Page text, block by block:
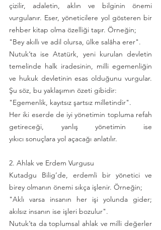
çizilir, adaletin, aklın ve bilginin önemi
vurgulanır. Eser, yöneticilere yol gösteren bir
rehber kitap olma özelliği taşır. Örneğin;
"Bey akıllı ve adil olursa, ülke salâha erer".
Nutuk’ta ise Atatürk, yeni kurulan devletin
temelinde halk iradesinin, milli egemenliğin
ve hukuk devletinin esas olduğunu vurgular.
Şu söz, bu yaklaşımın özeti gibidir:
"Egemenlik, kayıtsız şartsız milletindir".
Her iki eserde de iyi yönetimin topluma refah
getireceği, yanlış yönetimin ise
yıkıcı sonuçlara yol açacağı anlatılır.
2. Ahlak ve Erdem Vurgusu
Kutadgu Bilig’de, erdemli bir yönetici ve
birey olmanın önemi sıkça işlenir. Örneğin;
"Aklı varsa insanın her işi yolunda gider;
akılsız insanın ise işleri bozulur".
Nutuk’ta da toplumsal ahlak ve milli değerler